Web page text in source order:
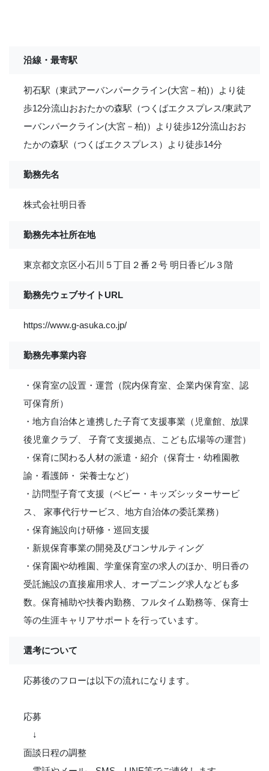
沿線・最寄駅
初石駅（東武アーバンパークライン(大宮－柏)）より徒
歩12分流山おおたかの森駅（つくばエクスプレス/東武ア
ーバンパークライン(大宮－柏)）より徒歩12分流山おお
たかの森駅（つくばエクスプレス）より徒歩14分
勤務先名
株式会社明日香
勤務先本社所在地
東京都文京区小石川５丁目２番２号 明日香ビル３階
勤務先ウェブサイトURL
https://www.g-asuka.co.jp/
勤務先事業内容
・保育室の設置・運営（院内保育室、企業内保育室、認
可保育所）
・地方自治体と連携した子育て支援事業（児童館、放課
後児童クラブ、 子育て支援拠点、こども広場等の運営）
・保育に関わる人材の派遣・紹介（保育士・幼稚園教
諭・看護師・ 栄養士など）
・訪問型子育て支援（ベビー・キッズシッターサービ
ス、 家事代行サービス、地方自治体の委託業務）
・保育施設向け研修・巡回支援
・新規保育事業の開発及びコンサルティング
・保育園や幼稚園、学童保育室の求人のほか、明日香の
受託施設の直接雇用求人、オープニング求人なども多
数。保育補助や扶養内勤務、フルタイム勤務等、保育士
等の生涯キャリアサポートを行っています。
選考について
応募後のフローは以下の流れになります。
応募
↓
面談日程の調整